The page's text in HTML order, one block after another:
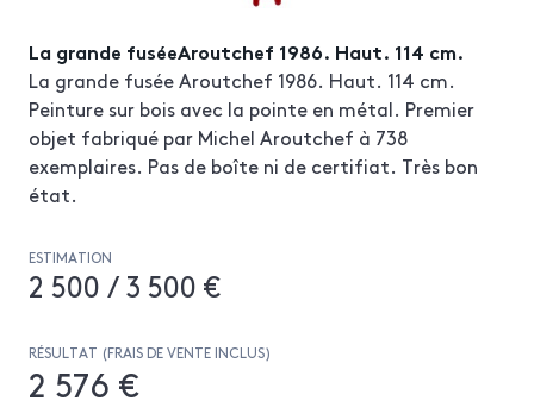
La grande fuséeAroutchef 1986. Haut. 114 cm.
La grande fusée Aroutchef 1986. Haut. 114 cm.
Peinture sur bois avec la pointe en métal. Premier
objet fabriqué par Michel Aroutchef à 738
exemplaires. Pas de boîte ni de certifiat. Très bon
état.
ESTIMATION
2 500 / 3 500 €
RÉSULTAT (FRAIS DE VENTE INCLUS)
2 576 €